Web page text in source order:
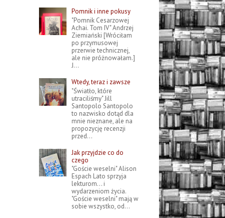
Pomnik i inne pokusy
"Pomnik Cesarzowej
Achai. Tom IV" Andrzej
Ziemiański [Wróciłam
po przymusowej
przerwie technicznej,
ale nie próżnowałam.]
J...
Wtedy, teraz i zawsze
"Światło, które
utraciliśmy" Jill
Santopolo Santopolo
to nazwisko dotąd dla
mnie nieznane, ale na
propozycję recenzji
przed...
Jak przyjdzie co do
czego
"Goście weselni" Alison
Espach Lato sprzyja
lekturom... i
wydarzeniom życia.
"Goście weselni" mają w
sobie wszystko, od...